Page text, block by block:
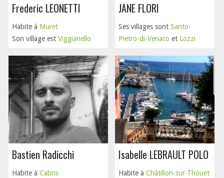
Frederic LEONETTI
Habite à Muret
Son village est Viggianello
JANE FLORI
Ses villages sont Santo-
Pietro-di-Venaco et Lozzi
Bastien Radicchi
Habite à Cabris
Isabelle LEBRAULT POLO
Habite à Châtillon-sur-Thouet